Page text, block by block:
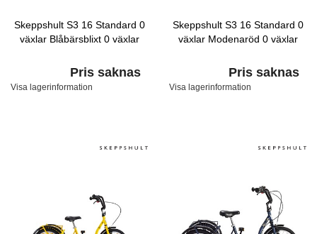
Skeppshult S3 16 Standard 0
växlar Blåbärsblixt 0 växlar
Pris saknas
Visa lagerinformation
Skeppshult S3 16 Standard 0
växlar Modenaröd 0 växlar
Pris saknas
Visa lagerinformation